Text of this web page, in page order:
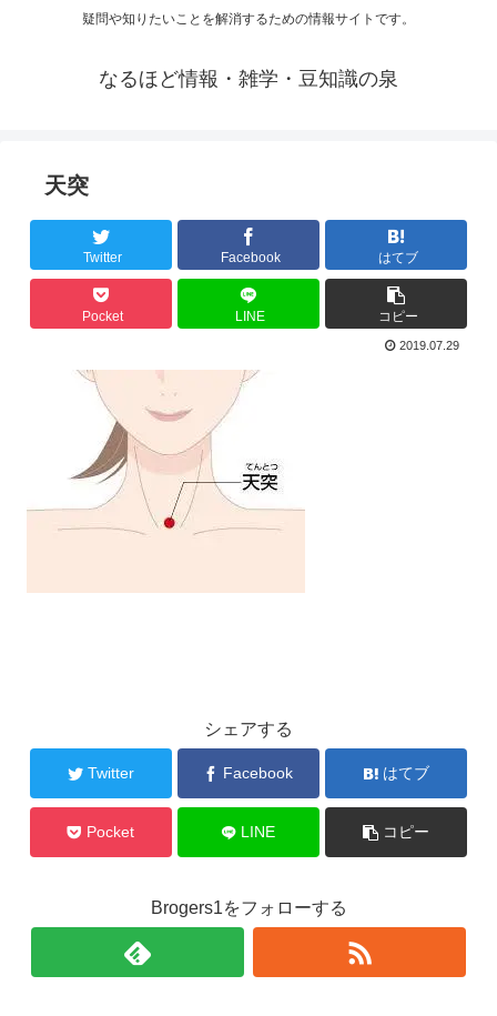
疑問や知りたいことを解消するための情報サイトです。
なるほど情報・雑学・豆知識の泉
天突
Twitter Facebook はてブ
Pocket LINE コピー
2019.07.29
シェアする
Twitter Facebook はてブ
Pocket LINE コピー
Brogers1をフォローする